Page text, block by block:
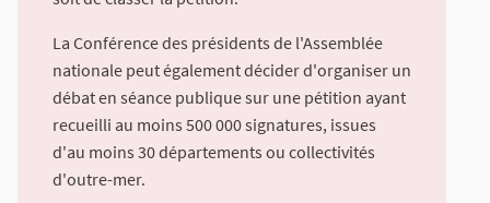
La Conférence des présidents de l'Assemblée
nationale peut également décider d'organiser un
débat en séance publique sur une pétition ayant
recueilli au moins 500 000 signatures, issues
d'au moins 30 départements ou collectivités
d'outre-mer.